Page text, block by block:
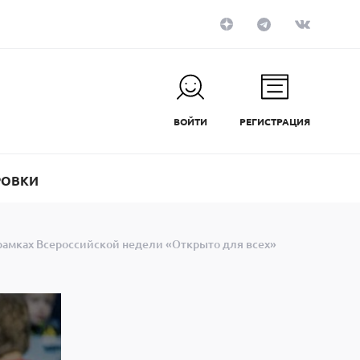
ВОЙТИ РЕГИСТРАЦИЯ
Всероссийской недели «Открыто для всех»